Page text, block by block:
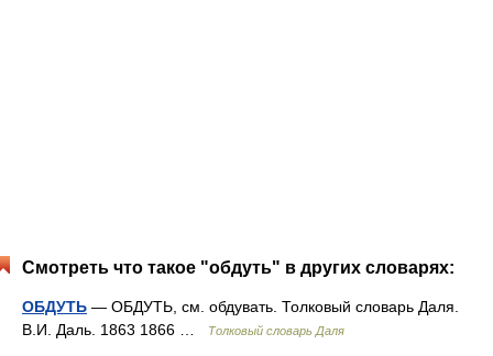
Смотреть что такое "обдуть" в других словарях:
ОБДУТЬ — ОБДУТЬ, см. обдувать. Толковый словарь Даля.
В.И. Даль. 1863 1866 …
Толковый словарь Даля